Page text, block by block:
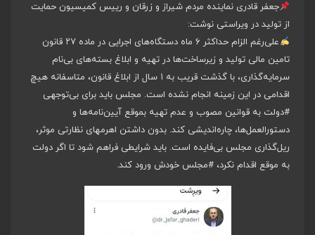
جعفر قادری نماینده مردم شیراز و زرقان و رییس کمیسیون حمایت
از تولید در ویراستی نوشت:
علی‌رغم الزام حداکثر ۶ ماه دستگاه‌های اجرایی در ماده ۲۷ قانون
تامین مالی تولید و زیرساخت‌ها در تهیه و ابلاغ بسته‌های بی‌نام
سرمایه‌گذاری، با گذشت قریب به ۱ سال از ابلاغ قانون، متاسفانه هیچ
اقدامی در این زمینه انجام نشده است. مجلس باید برای بی‌توجهی
#دولت به قوانین مصوب و عدم تهیه بموقع آیین‌نامه‌ها و
دستورالعمل‌ها، چاره‌اندیشی کند. بدون داشتن اهرمهای نظارتی موثر،
ریل‌گذاری مجلس بی‌فایده است. باید شرایطی فراهم شود تا اگر دولت
به موقع اقدام نکرد، #مجلس خودش ورود کند.